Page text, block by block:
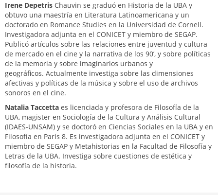
Irene Depetris Chauvin se graduó en Historia de la UBA y
obtuvo una maestría en Literatura Latinoamericana y un
doctorado en Romance Studies en la Universidad de Cornell.
Investigadora adjunta en el CONICET y miembro de SEGAP.
Publicó artículos sobre las relaciones entre juventud y cultura
de mercado en el cine y la narrativa de los 90’, y sobre políticas
de la memoria y sobre imaginarios urbanos y
geográficos. Actualmente investiga sobre las dimensiones
afectivas y políticas de la música y sobre el uso de archivos
sonoros en el cine.
Natalia Taccetta es licenciada y profesora de Filosofía de la
UBA, magister en Sociología de la Cultura y Análisis Cultural
(IDAES-UNSAM) y se doctoró en Ciencias Sociales en la UBA y en
Filosofía en París 8. Es investigadora adjunta en el CONICET y
miembro de SEGAP y Metahistorias en la Facultad de Filosofía y
Letras de la UBA. Investiga sobre cuestiones de estética y
filosofía de la historia.